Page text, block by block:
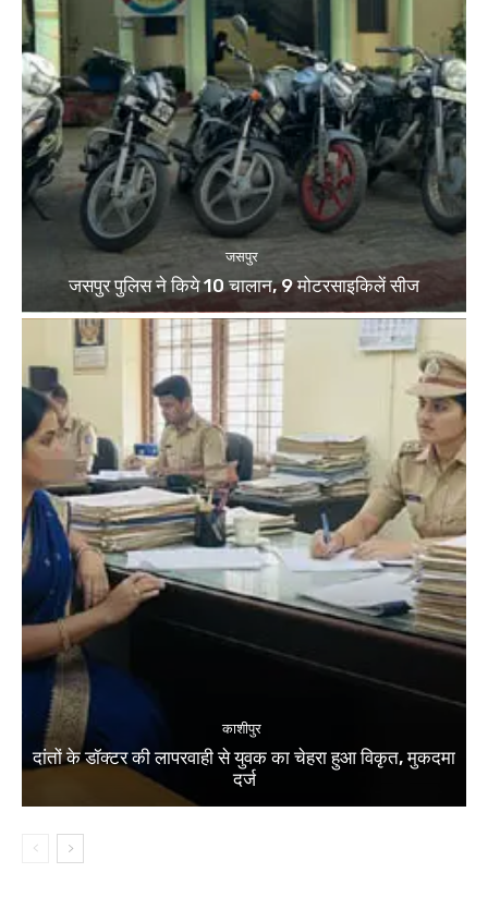
जसपुर
जसपुर पुलिस ने किये 10 चालान, 9 मोटरसाइकिलें सीज
काशीपुर
दांतों के डॉक्टर की लापरवाही से युवक का चेहरा हुआ विकृत, मुकदमा
दर्ज